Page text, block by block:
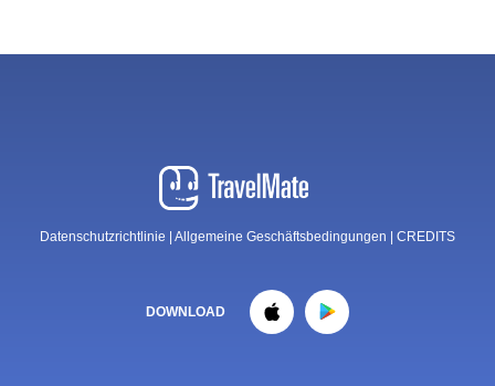
Datenschutzrichtlinie Allgemeine Geschäftsbedingungen CREDITS
DOWNLOAD